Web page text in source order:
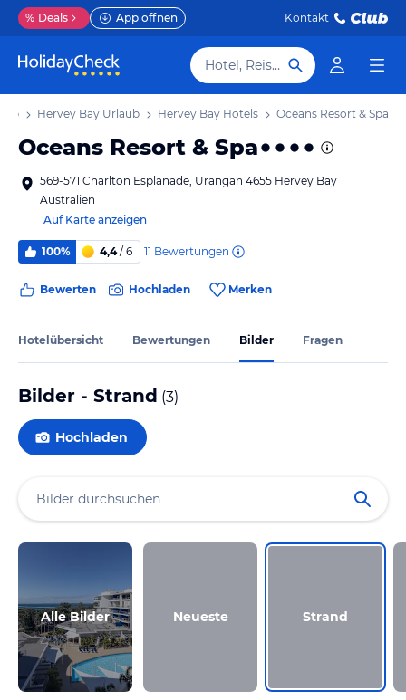
% Deals App öffnen Kontakt
Hotel, Reiseziel
Hervey Bay Urlaub Hervey Bay Hotels Oceans Resort & Spa
Oceans Resort & Spa
569-571 Charlton Esplanade, Urangan 4655 Hervey Bay
Australien
Auf Karte anzeigen
100% 4,4/ 6 11 Bewertungen
Bewerten Hochladen Merken
Hotelübersicht Bewertungen Bilder Fragen
Bilder - Strand (3)
Hochladen
Alle Bilder Neueste Strand